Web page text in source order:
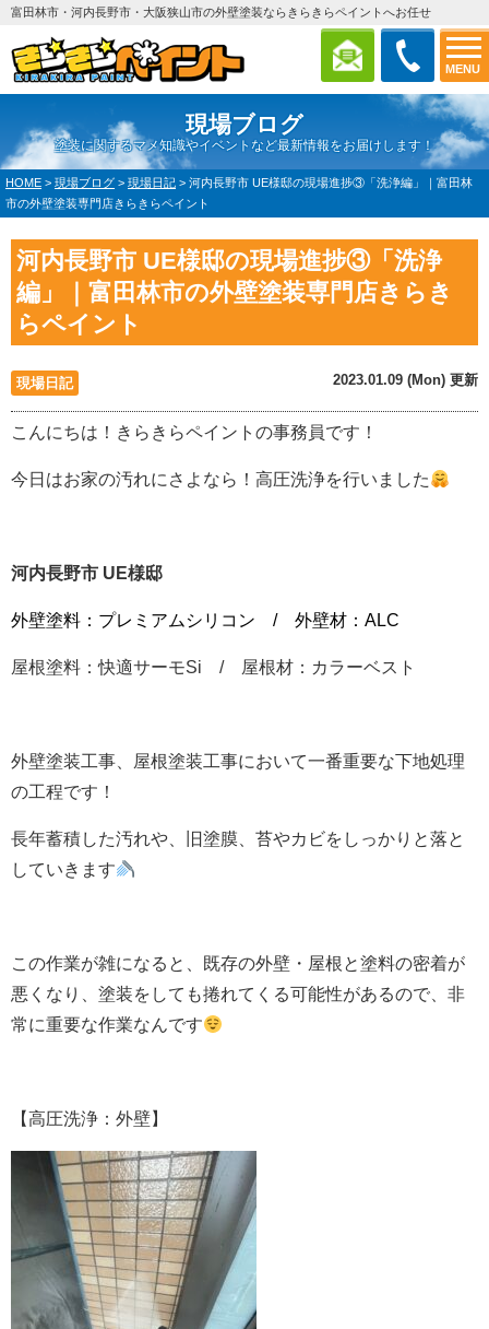
MENU
富田林市・河内長野市・大阪狭山市の外壁塗装ならきらきらペイントへお任せ
現場ブログ
塗装に関するマメ知識やイベントなど最新情報をお届けします！
HOME > 現場ブログ > 現場日記 > 河内長野市 UE様邸の現場進捗③「洗浄編」｜富田林
市の外壁塗装専門店きらきらペイント
河内長野市 UE様邸の現場進捗③「洗浄
編」｜富田林市の外壁塗装専門店きらき
らペイント
現場日記 2023.01.09 (Mon) 更新
こんにちは！きらきらペイントの事務員です！
今日はお家の汚れにさよなら！高圧洗浄を行いました
河内長野市 UE様邸
外壁塗料：プレミアムシリコン / 外壁材：ALC
屋根塗料：快適サーモSi / 屋根材：カラーベスト
外壁塗装工事、屋根塗装工事において一番重要な下地処理
の工程です！
長年蓄積した汚れや、旧塗膜、苔やカビをしっかりと落と
していきます
この作業が雑になると、既存の外壁・屋根と塗料の密着が
悪くなり、塗装をしても捲れてくる可能性があるので、非
常に重要な作業なんです
【高圧洗浄：外壁】